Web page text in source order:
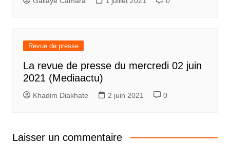
Revue de presse
La revue de presse du mercredi 02 juin
2021 (Mediaactu)
Khadim Diakhate 2 juin 2021 0
Laisser un commentaire